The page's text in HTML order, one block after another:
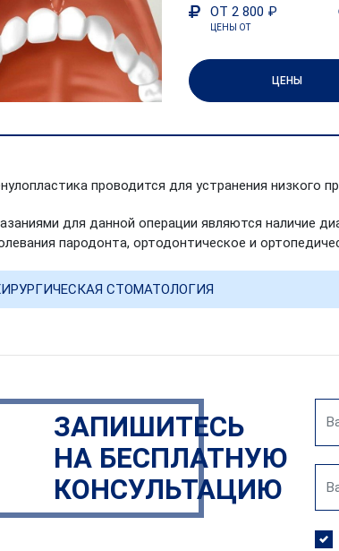
ОТ 2 800 ₽
ЦЕНЫ ОТ
ЦЕНЫ
проводится для устранения низкого
для данной операции являются наличие
пародонта, ортодонтическое и
СТОМАТОЛОГИЯ
ЗАПИШИТЕСЬ
НА БЕСПЛАТНУЮ
КОНСУЛЬТАЦИЮ